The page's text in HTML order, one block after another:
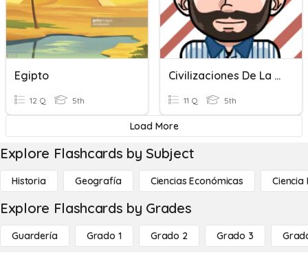
Egipto
12 Q 5th
Civilizaciones De La Edad Antigua
11 Q 5th
Load More
Explore Flashcards by Subject
Historia Geografía Ciencias Económicas Ciencia
Explore Flashcards by Grades
Guardería Grado 1 Grado 2 Grado 3